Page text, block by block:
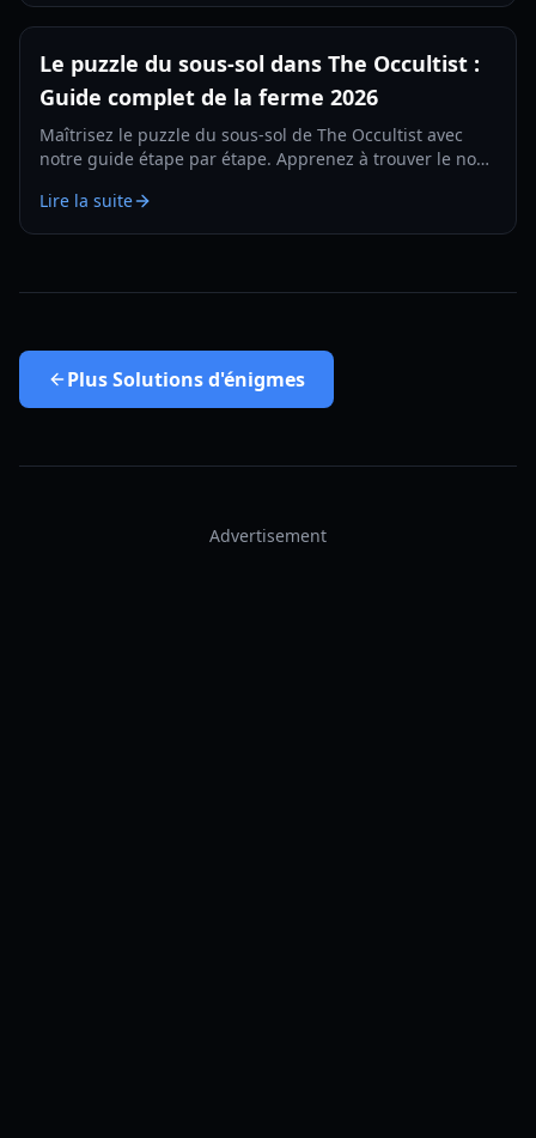
Le puzzle du sous-sol dans The Occultist :
Guide complet de la ferme 2026
Maîtrisez le puzzle du sous-sol de The Occultist avec
notre guide étape par étape. Apprenez à trouver le nom
combinaison de la grange.
Lire la suite
PlusSolutions d'énigmes
Advertisement